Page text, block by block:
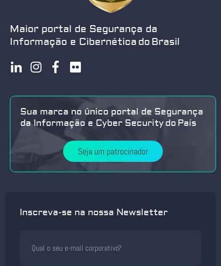
Maior portal de Segurança da
Informação e Cibernética do Brasil
Sua marca no único portal de Segurança
da Informação e Cyber Security do País
Seja um patrocinador
Inscreva-se na nossa Newsletter